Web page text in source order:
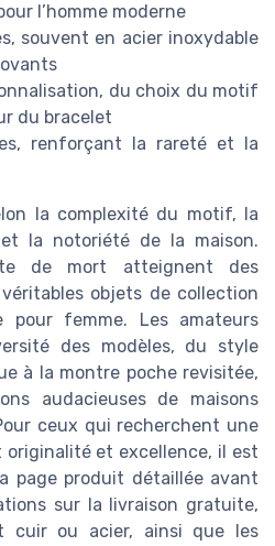
l’homme moderne
souvent en acier inoxydable
du choix du motif
du bracelet
renforçant la rareté et la
la complexité du motif, la
la notoriété de la maison.
de mort atteignent des
objets de collection
pour femme. Les amateurs
des modèles, du style
à la montre poche revisitée,
audacieuses de maisons
ceux qui recherchent une
et excellence, il est
page produit détaillée avant
sur la livraison gratuite,
cuir ou acier, ainsi que les